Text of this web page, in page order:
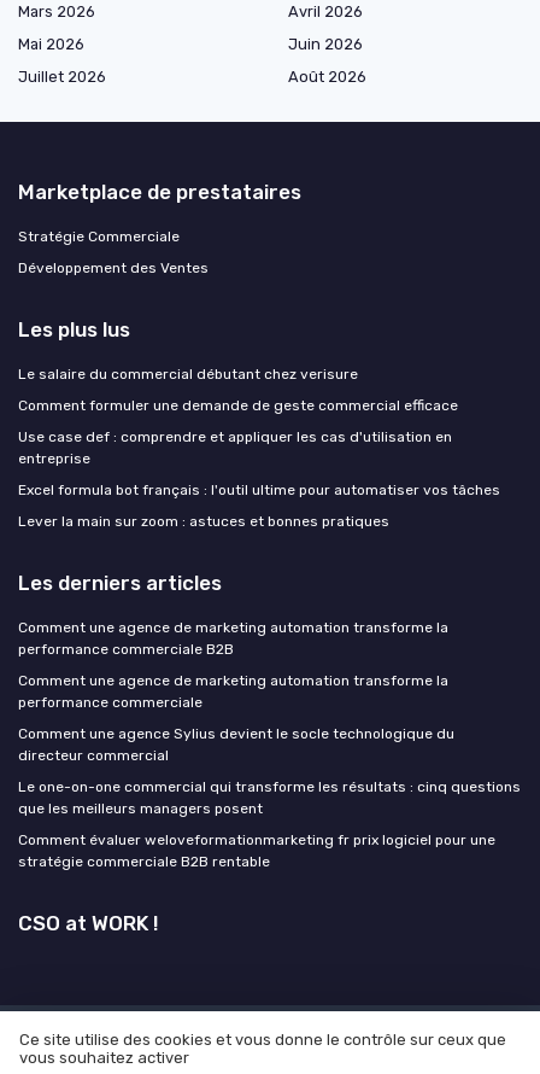
Mars 2026
Avril 2026
Mai 2026
Juin 2026
Juillet 2026
Août 2026
Marketplace de prestataires
Stratégie Commerciale
Développement des Ventes
Les plus lus
Le salaire du commercial débutant chez verisure
Comment formuler une demande de geste commercial efficace
Use case def : comprendre et appliquer les cas d'utilisation en
entreprise
Excel formula bot français : l'outil ultime pour automatiser vos tâches
Lever la main sur zoom : astuces et bonnes pratiques
Les derniers articles
Comment une agence de marketing automation transforme la
performance commerciale B2B
Comment une agence de marketing automation transforme la
performance commerciale
Comment une agence Sylius devient le socle technologique du
directeur commercial
Le one-on-one commercial qui transforme les résultats : cinq questions
que les meilleurs managers posent
Comment évaluer weloveformationmarketing fr prix logiciel pour une
stratégie commerciale B2B rentable
CSO at WORK !
Mentions légales Politique de confidentialité
Grande
Enquête 2026 sur l'IA et la leadgen
Ce site utilise des cookies et vous donne le contrôle sur ceux que
vous souhaitez activer